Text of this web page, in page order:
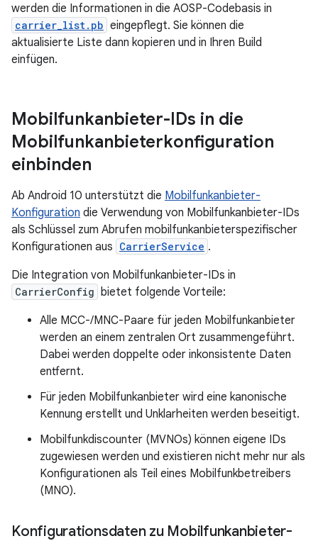
werden die Informationen in die AOSP-Codebasis in
carrier_list.pb eingepflegt. Sie können die
aktualisierte Liste dann kopieren und in Ihren Build
einfügen.
Mobilfunkanbieter-IDs in die
Mobilfunkanbieterkonfiguration
einbinden
Ab Android 10 unterstützt die Mobilfunkanbieter-
Konfiguration die Verwendung von Mobilfunkanbieter-IDs
als Schlüssel zum Abrufen mobilfunkanbieterspezifischer
Konfigurationen aus CarrierService .
Die Integration von Mobilfunkanbieter-IDs in
CarrierConfig bietet folgende Vorteile:
Alle MCC-/MNC-Paare für jeden Mobilfunkanbieter
werden an einem zentralen Ort zusammengeführt.
Dabei werden doppelte oder inkonsistente Daten
entfernt.
Für jeden Mobilfunkanbieter wird eine kanonische
Kennung erstellt und Unklarheiten werden beseitigt.
Mobilfunkdiscounter (MVNOs) können eigene IDs
zugewiesen werden und existieren nicht mehr nur als
Konfigurationen als Teil eines Mobilfunkbetreibers
(MNO).
Konfigurationsdaten zu Mobilfunkanbieter-